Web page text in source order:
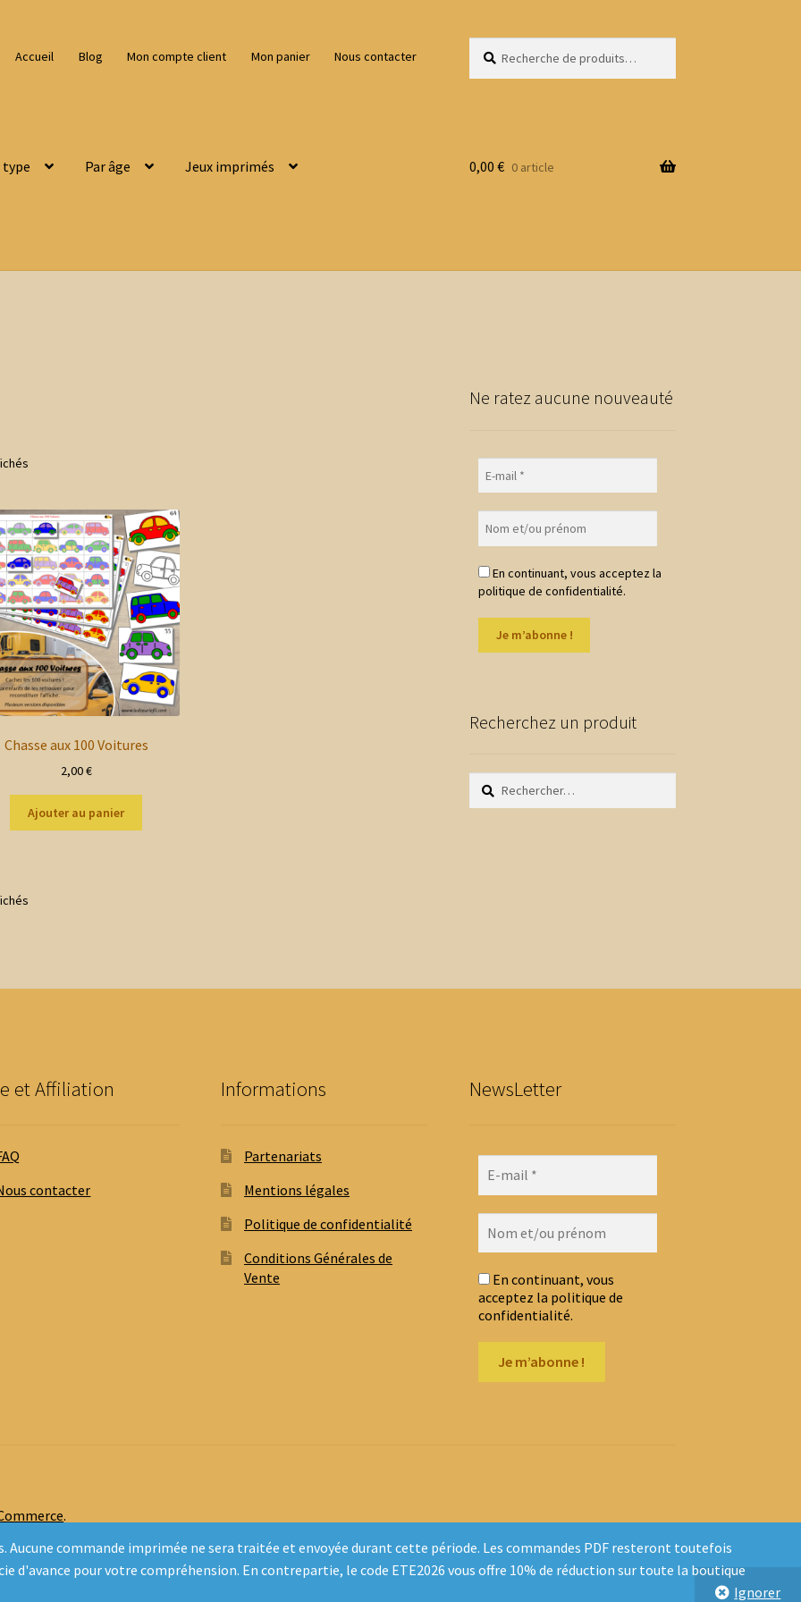
Aucune commande imprimée ne sera traitée et envoyée durant cette période. Les commandes PDF resteront toutefois
d'avance pour votre compréhension. En contrepartie, le code ETE2026 vous offre 10% de réduction sur toute la boutique
Ignorer
Accueil Blog Mon compte client Mon panier Nous contacter
pour :
type Par âge Jeux imprimés 0,00 € 0 article
récent
au
plus
ancien
Chasse aux 100 Voitures
2,00€
Ajouter au panier
Ne ratez aucune nouveauté
En continuant, vous acceptez la
politique de confidentialité.
Recherchez un produit
Rechercher :
et Affiliation
contacter
Informations
Partenariats
Mentions légales
Politique de confidentialité
Conditions Générales de
Vente
NewsLetter
En continuant, vous
acceptez la politique de
confidentialité.
.